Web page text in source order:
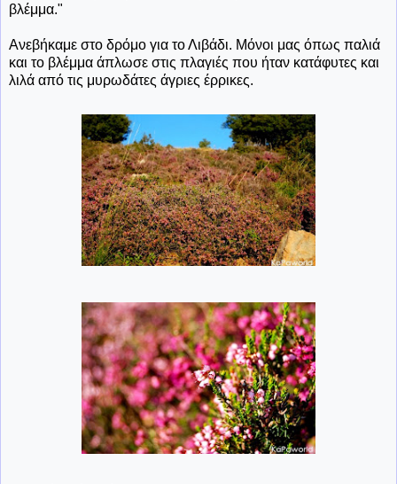
βλέμμα."
Ανεβήκαμε στο δρόμο για το Λιβάδι. Μόνοι μας όπως παλιά
και το βλέμμα άπλωσε στις πλαγιές που ήταν κατάφυτες και
λιλά από τις μυρωδάτες άγριες έρρικες.